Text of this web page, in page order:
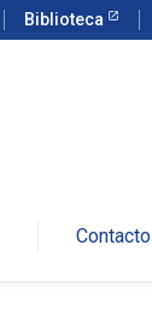
Biblioteca
Contacto